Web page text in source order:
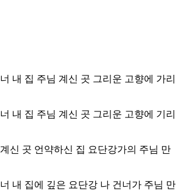
내 집 주님 계신 곳 그리운 고향에 가리
내 집 주님 계신 곳 그리운 고향에 기리
신 곳 언약하신 집 요단강가의 주님 만
내 집에 깊은 요단강 나 건너가 주님 만